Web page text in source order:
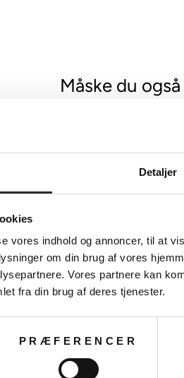
Detaljer
vores indhold og annoncer, til at
om din brug af vores
Vores partnere kan
fra din brug af deres tjenester.
PRÆFERENCER
Måske du